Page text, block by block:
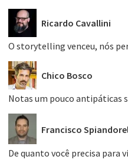
Ricardo Cavallini
O storytelling venceu, nós
Chico Bosco
Notas um pouco antipáticas
Francisco
De quanto você precisa para